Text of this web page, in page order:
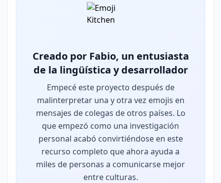
Creado por Fabio, un entusiasta
de la lingüística y desarrollador
Empecé este proyecto después de
malinterpretar una y otra vez emojis en
mensajes de colegas de otros países. Lo
que empezó como una investigación
personal acabó convirtiéndose en este
recurso completo que ahora ayuda a
miles de personas a comunicarse mejor
entre culturas.